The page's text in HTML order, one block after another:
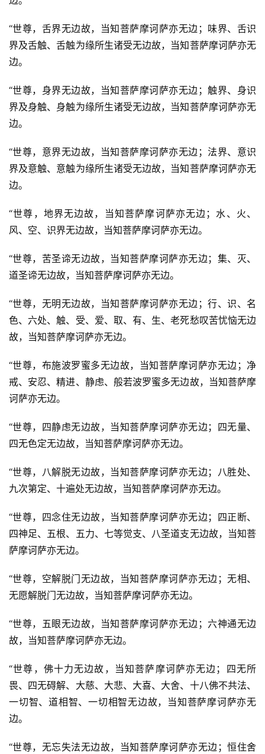
“世尊，舌界无边故，当知菩萨摩诃萨亦无边；味界、舌识
界及舌触、舌触为缘所生诸受无边故，当知菩萨摩诃萨亦无
边。
“世尊，身界无边故，当知菩萨摩诃萨亦无边；触界、身识
界及身触、身触为缘所生诸受无边故，当知菩萨摩诃萨亦无
边。
“世尊，意界无边故，当知菩萨摩诃萨亦无边；法界、意识
界及意触、意触为缘所生诸受无边故，当知菩萨摩诃萨亦无
边。
“世尊，地界无边故，当知菩萨摩诃萨亦无边；水、火、
风、空、识界无边故，当知菩萨摩诃萨亦无边。
“世尊，苦圣谛无边故，当知菩萨摩诃萨亦无边；集、灭、
道圣谛无边故，当知菩萨摩诃萨亦无边。
“世尊，无明无边故，当知菩萨摩诃萨亦无边；行、识、名
色、六处、触、受、爱、取、有、生、老死愁叹苦忧恼无边
故，当知菩萨摩诃萨亦无边。
“世尊，布施波罗蜜多无边故，当知菩萨摩诃萨亦无边；净
戒、安忍、精进、静虑、般若波罗蜜多无边故，当知菩萨摩
诃萨亦无边。
“世尊，四静虑无边故，当知菩萨摩诃萨亦无边；四无量、
四无色定无边故，当知菩萨摩诃萨亦无边。
“世尊，八解脱无边故，当知菩萨摩诃萨亦无边；八胜处、
九次第定、十遍处无边故，当知菩萨摩诃萨亦无边。
“世尊，四念住无边故，当知菩萨摩诃萨亦无边；四正断、
四神足、五根、五力、七等觉支、八圣道支无边故，当知菩
萨摩诃萨亦无边。
“世尊，空解脱门无边故，当知菩萨摩诃萨亦无边；无相、
无愿解脱门无边故，当知菩萨摩诃萨亦无边。
“世尊，五眼无边故，当知菩萨摩诃萨亦无边；六神通无边
故，当知菩萨摩诃萨亦无边。
“世尊，佛十力无边故，当知菩萨摩诃萨亦无边；四无所
畏、四无碍解、大慈、大悲、大喜、大舍、十八佛不共法、
一切智、道相智、一切相智无边故，当知菩萨摩诃萨亦无
边。
“世尊，无忘失法无边故，当知菩萨摩诃萨亦无边；恒住舍